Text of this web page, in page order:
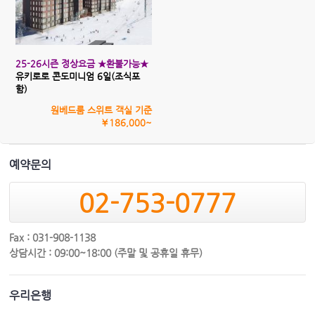
25-26시즌 정상요금 ★환불가능★
유키로로 콘도미니엄 6일(조식포
함)
원베드룸 스위트 객실 기준
￥186,000~
예약문의
02-753-0777
Fax : 031-908-1138
상담시간 : 09:00~18:00 (주말 및 공휴일 휴무)
우리은행